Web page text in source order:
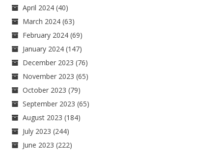
April 2024 (40)
March 2024 (63)
February 2024 (69)
January 2024 (147)
December 2023 (76)
November 2023 (65)
October 2023 (79)
September 2023 (65)
August 2023 (184)
July 2023 (244)
June 2023 (222)